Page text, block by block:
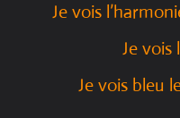
Je vois
Je vois
Je vois bleu